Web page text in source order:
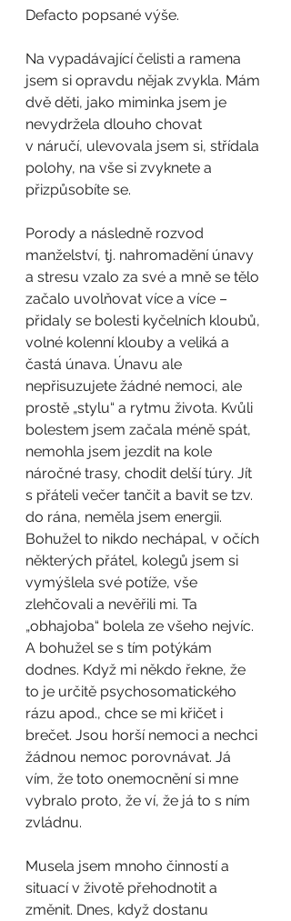
Defacto popsané výše.
Na vypadávající čelisti a ramena
jsem si opravdu nějak zvykla. Mám
dvě děti, jako miminka jsem je
nevydržela dlouho chovat
v náručí, ulevovala jsem si, střídala
polohy, na vše si zvyknete a
přizpůsobíte se.
Porody a následně rozvod
manželství, tj. nahromadění únavy
a stresu vzalo za své a mně se tělo
začalo uvolňovat více a více –
přidaly se bolesti kyčelních kloubů,
volné kolenní klouby a veliká a
častá únava. Únavu ale
nepřisuzujete žádné nemoci, ale
prostě „stylu“ a rytmu života. Kvůli
bolestem jsem začala méně spát,
nemohla jsem jezdit na kole
náročné trasy, chodit delší túry. Jít
s přáteli večer tančit a bavit se tzv.
do rána, neměla jsem energii.
Bohužel to nikdo nechápal, v očích
některých přátel, kolegů jsem si
vymýšlela své potíže, vše
zlehčovali a nevěřili mi. Ta
„obhajoba“ bolela ze všeho nejvíc.
A bohužel se s tím potýkám
dodnes. Když mi někdo řekne, že
to je určitě psychosomatického
rázu apod., chce se mi křičet i
brečet. Jsou horší nemoci a nechci
žádnou nemoc porovnávat. Já
vím, že toto onemocnění si mne
vybralo proto, že ví, že já to s ním
zvládnu.
Musela jsem mnoho činností a
situací v životě přehodnotit a
změnit. Dnes, když dostanu